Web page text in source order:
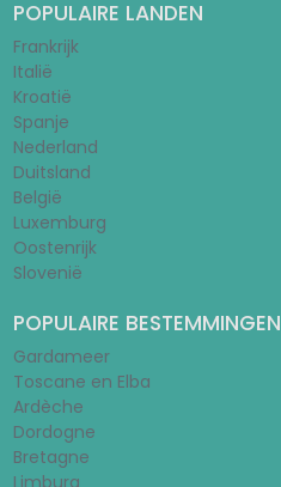
POPULAIRE LANDEN
Frankrijk
Italië
Kroatië
Spanje
Nederland
Duitsland
België
Luxemburg
Oostenrijk
Slovenië
POPULAIRE BESTEMMINGEN
Gardameer
Toscane en Elba
Ardèche
Dordogne
Bretagne
Limburg